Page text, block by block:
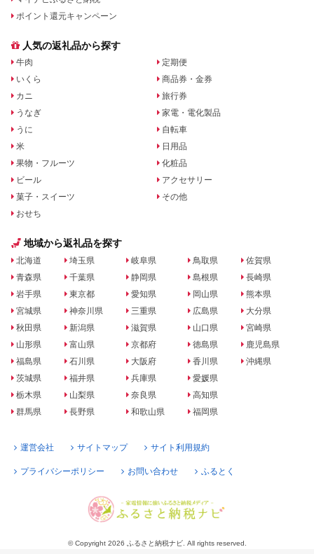
ポイント還元キャンペーン
人気の返礼品から探す
牛肉
いくら
カニ
うなぎ
うに
米
果物・フルーツ
ビール
菓子・スイーツ
おせち
定期便
商品券・金券
旅行券
家電・電化製品
自転車
日用品
化粧品
アクセサリー
その他
地域から返礼品を探す
北海道
青森県
岩手県
宮城県
秋田県
山形県
福島県
茨城県
栃木県
群馬県
埼玉県
千葉県
東京都
神奈川県
新潟県
富山県
石川県
福井県
山梨県
長野県
岐阜県
静岡県
愛知県
三重県
滋賀県
京都府
大阪府
兵庫県
奈良県
和歌山県
鳥取県
島根県
岡山県
広島県
山口県
徳島県
香川県
愛媛県
高知県
福岡県
佐賀県
長崎県
熊本県
大分県
宮崎県
鹿児島県
沖縄県
運営会社 サイトマップ サイト利用規約
プライバシーポリシー お問い合わせ ふるとく
© Copyright 2026 ふるさと納税ナビ. All rights reserved.